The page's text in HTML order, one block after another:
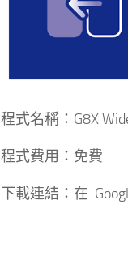
程式名稱：G8X
程式費用：免費
下載連結：在